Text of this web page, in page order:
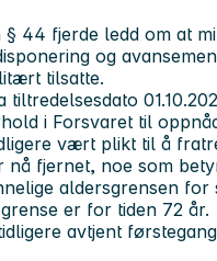
44 fjerde ledd om at
og
tilsatte.
i Forsvaret til
vært plikt til å
nå fjernet, noe som
aldersgrensen for
er for tiden 72 år.
avtjent